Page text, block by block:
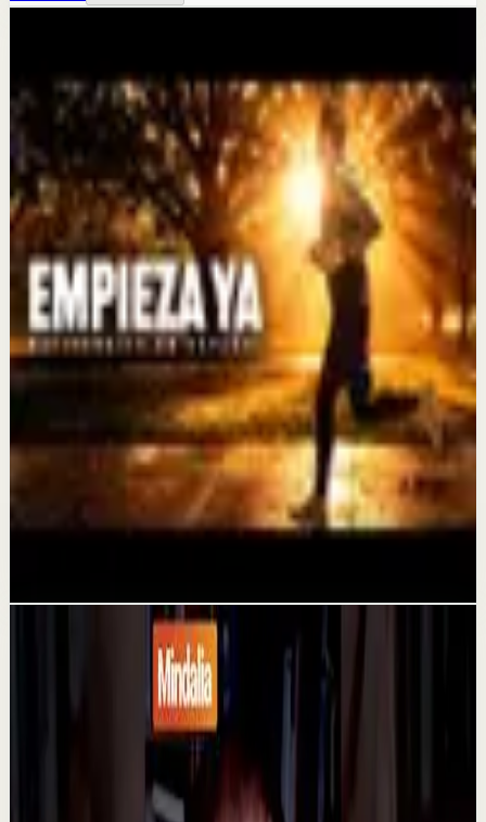
Motiversity en Español
Seguir explorando
Sesión profunda
PARA CRECER, DEBES SUFRIR Jordan Peterson
23 jul
Sesión profunda
ES HORA DE MADURAR | Matthew
McConaughey
Recuperación
HAZ QUE SUCEDA MOTIVACIÓN PARA
EMPEZAR EL DÍA
Videos relacionados
Media